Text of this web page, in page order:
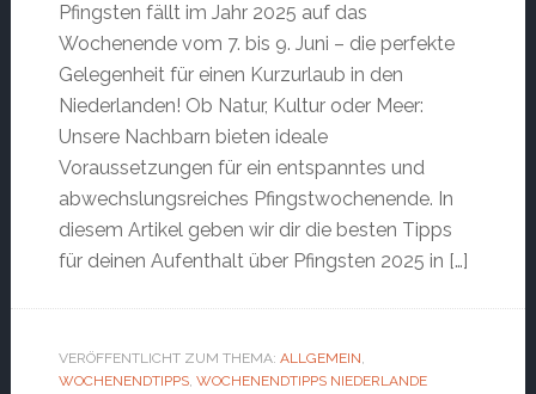
Pfingsten fällt im Jahr 2025 auf das
Wochenende vom 7. bis 9. Juni – die perfekte
Gelegenheit für einen Kurzurlaub in den
Niederlanden! Ob Natur, Kultur oder Meer:
Unsere Nachbarn bieten ideale
Voraussetzungen für ein entspanntes und
abwechslungsreiches Pfingstwochenende. In
diesem Artikel geben wir dir die besten Tipps
für deinen Aufenthalt über Pfingsten 2025 in […]
VERÖFFENTLICHT ZUM THEMA: ALLGEMEIN,
WOCHENENDTIPPS, WOCHENENDTIPPS NIEDERLANDE